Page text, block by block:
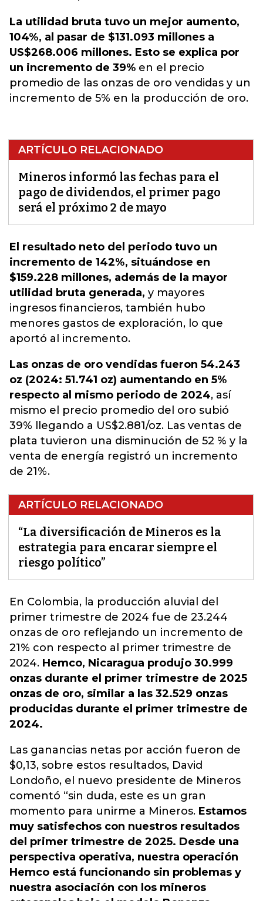
La utilidad bruta tuvo un mejor aumento,
104%, al pasar de $131.093 millones a
US$268.006 millones. Esto se explica por
un incremento de 39% en el precio
promedio de las onzas de oro vendidas y un
incremento de 5% en la producción de oro.
ARTÍCULO RELACIONADO
Mineros informó las fechas para el
pago de dividendos, el primer pago
será el próximo 2 de mayo
El resultado neto del periodo tuvo un
incremento de 142%, situándose en
$159.228 millones, además de la mayor
utilidad bruta generada, y mayores
ingresos financieros, también hubo
menores gastos de exploración, lo que
aportó al incremento.
Las onzas de oro vendidas fueron 54.243
oz (2024: 51.741 oz) aumentando en 5%
respecto al mismo periodo de 2024, así
mismo el precio promedio del oro subió
39% llegando a US$2.881/oz. Las ventas de
plata tuvieron una disminución de 52 % y la
venta de energía registró un incremento
de 21%.
ARTÍCULO RELACIONADO
“La diversificación de Mineros es la
estrategia para encarar siempre el
riesgo político”
En Colombia, la producción aluvial del
primer trimestre de 2024 fue de 23.244
onzas de oro reflejando un incremento de
21% con respecto al primer trimestre de
2024. Hemco, Nicaragua produjo 30.999
onzas durante el primer trimestre de 2025
onzas de oro, similar a las 32.529 onzas
producidas durante el primer trimestre de
2024.
Las ganancias netas por acción fueron de
$0,13, sobre estos resultados, David
Londoño, el nuevo presidente de Mineros
comentó “sin duda, este es un gran
momento para unirme a Mineros. Estamos
muy satisfechos con nuestros resultados
del primer trimestre de 2025. Desde una
perspectiva operativa, nuestra operación
Hemco está funcionando sin problemas y
nuestra asociación con los mineros